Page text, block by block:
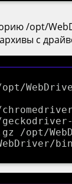
/opt/
с
/opt/
bin